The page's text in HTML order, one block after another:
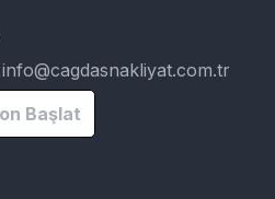
info@cagdasnakliyat.com.tr
Başlat